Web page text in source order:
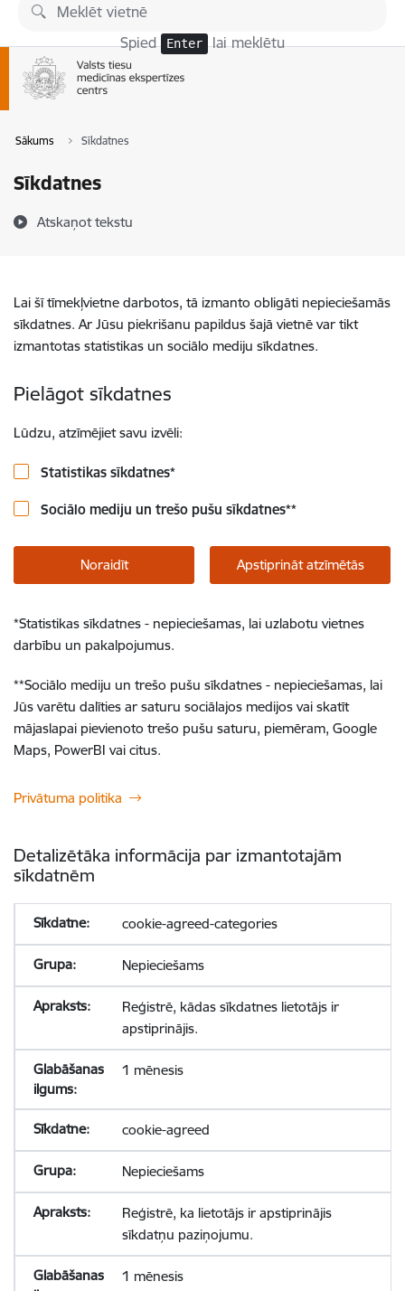
Pāriet uz lapas saturu
Spied Enter lai meklētu
Sākums Sīkdatnes
Sīkdatnes
Atskaņot tekstu
Lai šī tīmekļvietne darbotos, tā izmanto obligāti nepieciešamās
sīkdatnes. Ar Jūsu piekrišanu papildus šajā vietnē var tikt
izmantotas statistikas un sociālo mediju sīkdatnes.
Pielāgot sīkdatnes
Lūdzu, atzīmējiet savu izvēli:
Statistikas sīkdatnes*
Sociālo mediju un trešo pušu sīkdatnes**
Noraidīt Apstiprināt atzīmētās
*Statistikas sīkdatnes - nepieciešamas, lai uzlabotu vietnes
darbību un pakalpojumus.
**Sociālo mediju un trešo pušu sīkdatnes - nepieciešamas, lai
Jūs varētu dalīties ar saturu sociālajos medijos vai skatīt
mājaslapai pievienoto trešo pušu saturu, piemēram, Google
Maps, PowerBI vai citus.
Privātuma politika
Detalizētāka informācija par izmantotajām
sīkdatnēm
cookie-agreed-categories
Nepieciešams
Reģistrē, kādas sīkdatnes lietotājs ir
apstiprinājis.
1 mēnesis
cookie-agreed
Nepieciešams
Reģistrē, ka lietotājs ir apstiprinājis
sīkdatņu paziņojumu.
1 mēnesis